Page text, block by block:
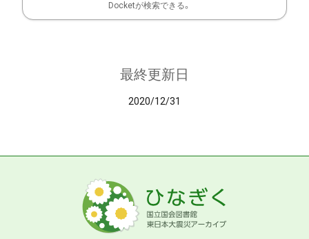
Docketが検索できる。
最終更新日
2020/12/31